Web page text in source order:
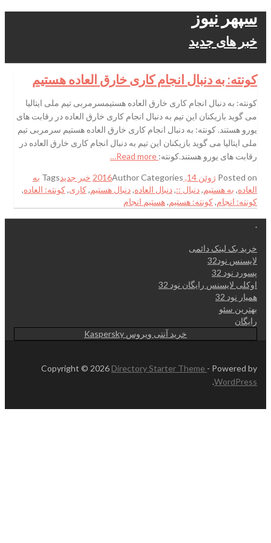
سپهر نیوز
خبر های جدید
کونته: به دنبال انجام کاری خارق العاده هستیم
کونته: به دنبال انجام کاری خارق العاده هستیمسرمربی تیم ملی ایتالیا
می گوید بازیکنان این تیم به دنبال انجام کاری خارق العاده در رقابت های
یورو هستند. کونته: به دنبال انجام کاری خارق العاده هستیم سرمربی تیم
ملی ایتالیا می گوید بازیکنان این تیم به دنبال انجام کاری خارق العاده در
رقابت های یورو هستند.کونته:
Posted on ژوئن 14, 2016 AuthorCategories خبر جدیدTags به
العاده, به هستیم,دنبال ::,دنبال العاده,دنبال هستیم,کاری,کونته: العاده,
کونته: انجام,کونته: هستیم,هستیم انجام
.
خرید بک لینک دائمی
لایسنس نود32
پسورد نود 32
اوکلی لایسنس رایگان نود 32
همیار نود 32
بهترین سئو
رایگان
خرید آنتی ویروس Kaspersky
Copyright © 2026 Directory Starter Theme - Powered by
WordPress
.